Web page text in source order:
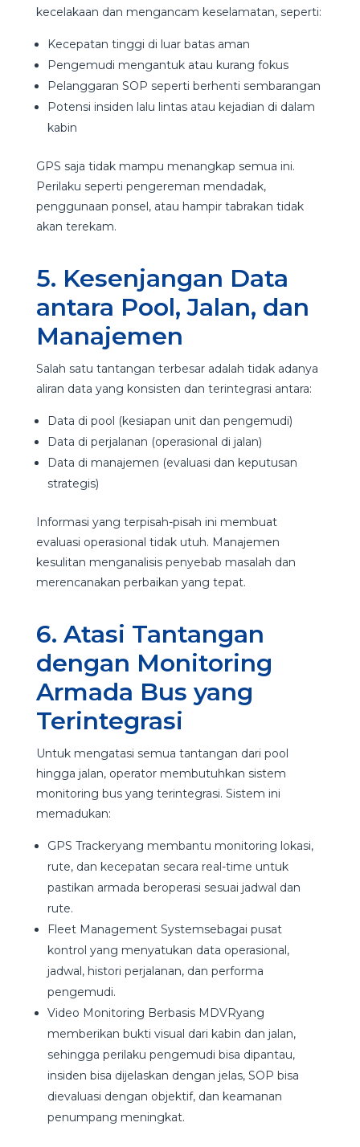
kecelakaan dan mengancam keselamatan, seperti:
Kecepatan tinggi di luar batas aman
Pengemudi mengantuk atau kurang fokus
Pelanggaran SOP seperti berhenti sembarangan
Potensi insiden lalu lintas atau kejadian di dalam
kabin
GPS saja tidak mampu menangkap semua ini.
Perilaku seperti pengereman mendadak,
penggunaan ponsel, atau hampir tabrakan tidak
akan terekam.
5. Kesenjangan Data
antara Pool, Jalan, dan
Manajemen
Salah satu tantangan terbesar adalah tidak adanya
aliran data yang konsisten dan terintegrasi antara:
Data di pool (kesiapan unit dan pengemudi)
Data di perjalanan (operasional di jalan)
Data di manajemen (evaluasi dan keputusan
strategis)
Informasi yang terpisah-pisah ini membuat
evaluasi operasional tidak utuh. Manajemen
kesulitan menganalisis penyebab masalah dan
merencanakan perbaikan yang tepat.
6. Atasi Tantangan
dengan Monitoring
Armada Bus yang
Terintegrasi
Untuk mengatasi semua tantangan dari pool
hingga jalan, operator membutuhkan sistem
monitoring bus yang terintegrasi. Sistem ini
memadukan:
GPS Trackeryang membantu monitoring lokasi,
rute, dan kecepatan secara real-time untuk
pastikan armada beroperasi sesuai jadwal dan
rute.
Fleet Management Systemsebagai pusat
kontrol yang menyatukan data operasional,
jadwal, histori perjalanan, dan performa
pengemudi.
Video Monitoring Berbasis MDVRyang
memberikan bukti visual dari kabin dan jalan,
sehingga perilaku pengemudi bisa dipantau,
insiden bisa dijelaskan dengan jelas, SOP bisa
dievaluasi dengan objektif, dan keamanan
penumpang meningkat.